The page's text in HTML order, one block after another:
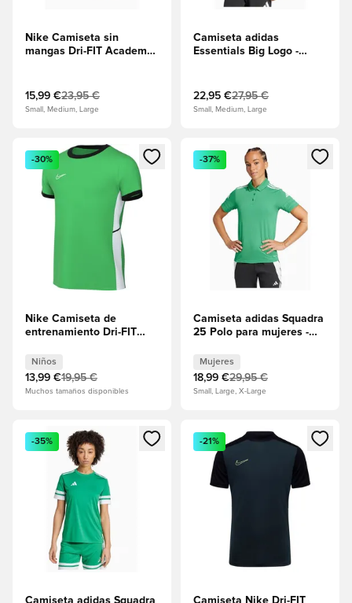
Nike Camiseta sin
mangas Dri-FIT Academy
15,99 €23,95 €
Small, Medium, Large
Camiseta adidas
Essentials Big Logo -
22,95 €27,95 €
Small, Medium, Large
Abre un modal para iniciar sesión o registrarse como
-30%
Nike Camiseta de
entrenamiento Dri-FIT
verde/Negro/Blanco Niños
Niños
13,99 €19,95 €
Muchos tamaños disponibles
Abre un modal para iniciar
-37%
Camiseta adidas Squadra
25 Polo para mujeres -
Mujeres
18,99 €29,95 €
Small, Large, X-Large
Abre un modal para iniciar sesión o registrarse como
-35%
Camiseta adidas Squadra
Abre un modal para iniciar
-21%
Camiseta Nike Dri-FIT